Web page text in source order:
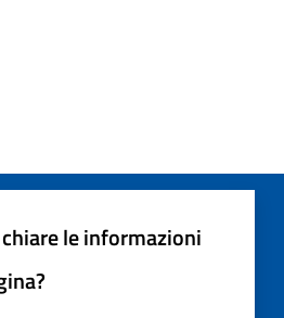
le informazioni